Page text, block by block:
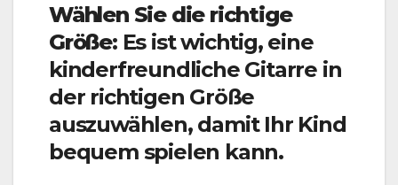
Wählen Sie die richtige
Größe:Es ist wichtig, eine
kinderfreundliche Gitarre in
der richtigen Größe
auszuwählen, damit Ihr Kind
bequem spielen kann.